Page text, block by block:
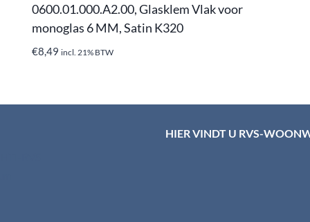
0600.01.000.A2.00, Glasklem Vlak voor
monoglas 6 MM, Satin K320
€8,49 incl. 21% BTW
HIER VINDT U RVS-